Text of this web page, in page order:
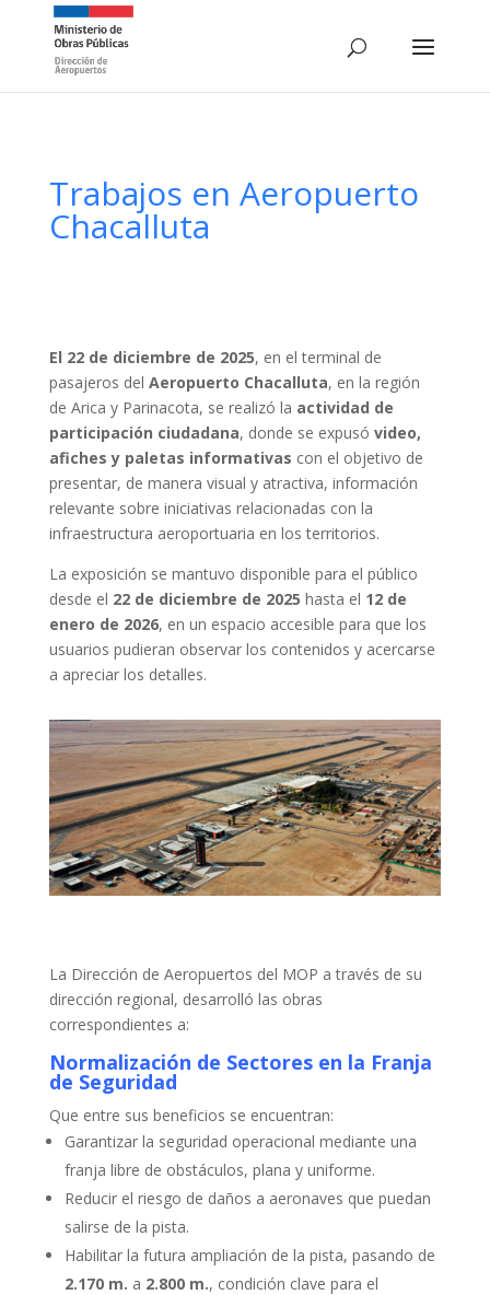
Trabajos en Aeropuerto
Chacalluta
El 22 de diciembre de 2025, en el terminal de
pasajeros del Aeropuerto Chacalluta, en la región
de Arica y Parinacota, se realizó la actividad de
participación ciudadana, donde se expusó video,
afiches y paletas informativas con el objetivo de
presentar, de manera visual y atractiva, información
relevante sobre iniciativas relacionadas con la
infraestructura aeroportuaria en los territorios.
La exposición se mantuvo disponible para el público
desde el 22 de diciembre de 2025 hasta el 12 de
enero de 2026, en un espacio accesible para que los
usuarios pudieran observar los contenidos y acercarse
a apreciar los detalles.
La Dirección de Aeropuertos del MOP a través de su
dirección regional, desarrolló las obras
correspondientes a:
Normalización de Sectores en la Franja
de Seguridad
Que entre sus beneficios se encuentran:
Garantizar la seguridad operacional mediante una
franja libre de obstáculos, plana y uniforme.
Reducir el riesgo de daños a aeronaves que puedan
salirse de la pista.
Habilitar la futura ampliación de la pista, pasando de
2.170 m. a 2.800 m., condición clave para el